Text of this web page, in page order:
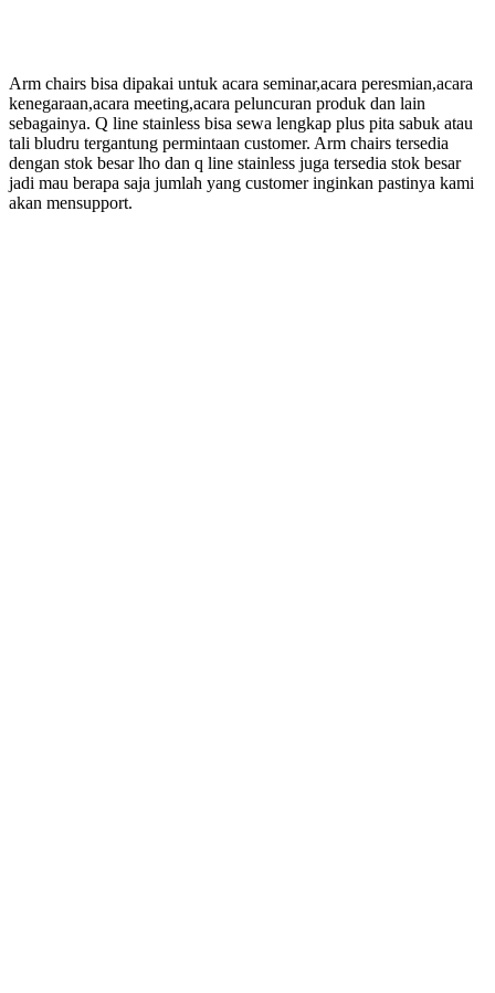
Arm chairs bisa dipakai untuk acara seminar,acara peresmian,acara
kenegaraan,acara meeting,acara peluncuran produk dan lain
sebagainya. Q line stainless bisa sewa lengkap plus pita sabuk atau
tali bludru tergantung permintaan customer. Arm chairs tersedia
dengan stok besar lho dan q line stainless juga tersedia stok besar
jadi mau berapa saja jumlah yang customer inginkan pastinya kami
akan mensupport.